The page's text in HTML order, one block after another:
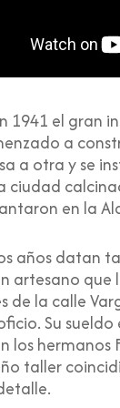
1941 el gran
a
a otra y se
ciudad
en la
años datan
artesano
de la calle
Su
los hermanos
taller